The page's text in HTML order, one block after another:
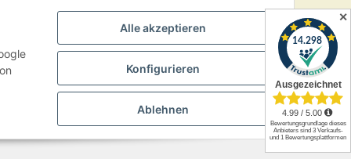
Alle akzeptieren
Konfigurieren
Ablehnen
✕